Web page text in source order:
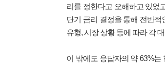
리를 정한다고 오해하고 있었
단기 금리 결정을 통해 전반
유형, 시장 상황 등에 따라 각
이 밖에도 응답자의 약 63%는